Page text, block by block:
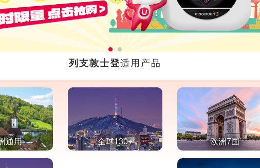
列支敦士登适用产品
通用 全球130+ 欧洲7国